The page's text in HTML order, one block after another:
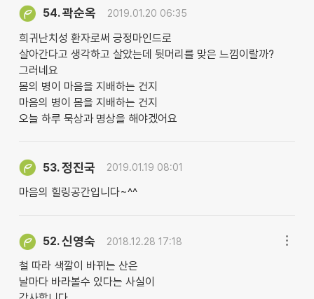
54.곽순옥 2019.01.20 06:35
희귀난치성 환자로써 긍정마인드로
살아간다고 생각하고 살았는데 뒷머리를 맞은 느낌이랄까?
그러네요
몸의 병이 마음을 지배하는 건지
마음의 병이 몸을 지배하는 건지
오늘 하루 묵상과 명상을 해야겠어요
53.정진국 2019.01.19 08:01
마음의 힐링공간입니다~^^
52.신영숙 2018.12.28 17:18
철 따라 색깔이 바뀌는 산은
날마다 바라볼수 있다는 사실이